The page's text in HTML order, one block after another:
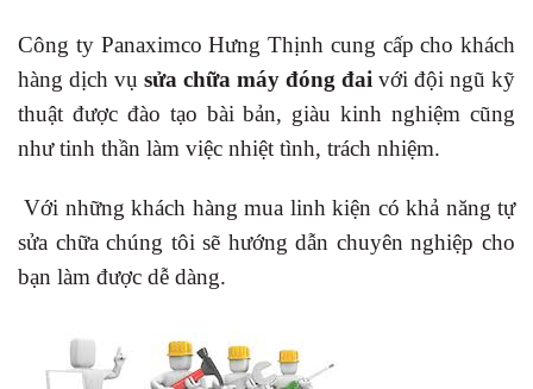
Công ty Panaximco Hưng Thịnh cung cấp cho khách
hàng dịch vụ sửa chữa máy đóng đai với đội ngũ kỹ
thuật được đào tạo bài bản, giàu kinh nghiệm cũng
như tinh thần làm việc nhiệt tình, trách nhiệm.
Với những khách hàng mua linh kiện có khả năng tự
sửa chữa chúng tôi sẽ hướng dẫn chuyên nghiệp cho
bạn làm được dễ dàng.